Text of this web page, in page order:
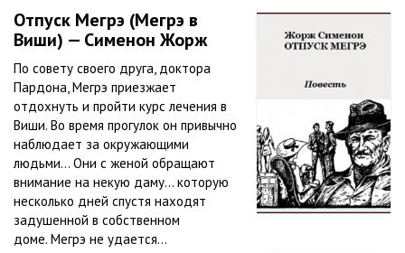
Отпуск Мегрэ (Мегрэ в
Виши) — Сименон Жорж
По совету своего друга, доктора
Пардона, Мегрэ приезжает
отдохнуть и пройти курс лечения в
Виши. Во время прогулок он привычно
наблюдает за окружающими
людьми… Они с женой обращают
внимание на некую даму… которую
несколько дней спустя находят
задушенной в собственном
доме. Мегрэ не удается...